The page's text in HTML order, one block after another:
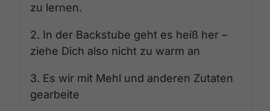
zu lernen.
2. In der Backstube geht es heiß her –
ziehe Dich also nicht zu warm an
3. Es wir mit Mehl und anderen Zutaten
gearbeite